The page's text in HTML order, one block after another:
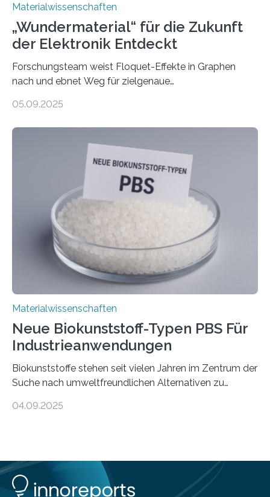
Materialwissenschaften
„Wundermaterial“ für die Zukunft
der Elektronik Entdeckt
Forschungsteam weist Floquet-Effekte in Graphen
nach und ebnet Weg für zielgenaue
– nur eine Atomlage dick, aber extrem leitfähig und
Sensoren, leistungsstarken Batterien und effizienten
Solarzellen. Eine neue Studie hebt das Potenzial nun
noch auf ein neues Level: Zum ersten Mal haben
Forschende an der Universität Göttingen gemeinsam
mit Kollegen aus Braunschweig, Bremen und der
Schweiz direkt beobachtet, wie in Graphen…
05.09.2025
Materialwissenschaften
Neue Biokunststoff-Typen PBS Für
Industrieanwendungen
Biokunststoffe stehen seit vielen Jahren im Zentrum der
Suche nach umweltfreundlichen Alternativen zu
an fossilen Rohstoffen reduzieren, schonen Ressourcen
lassen. Genau daran arbeitet das Fraunhofer-Institut für
Angewandte Polymerforschung IAP im Potsdam
04.09.2025